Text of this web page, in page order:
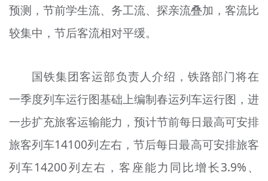
预测，节前学生流、务工流、探亲流叠加，客流比
较集中，节后客流相对平缓。
国铁集团客运部负责人介绍，铁路部门将在
一季度列车运行图基础上编制春运列车运行图，进
一步扩充旅客运输能力，预计节前每日最高可安排
旅客列车14100列左右，节后每日最高可安排旅客
列车14200列左右，客座能力同比增长3.9%、